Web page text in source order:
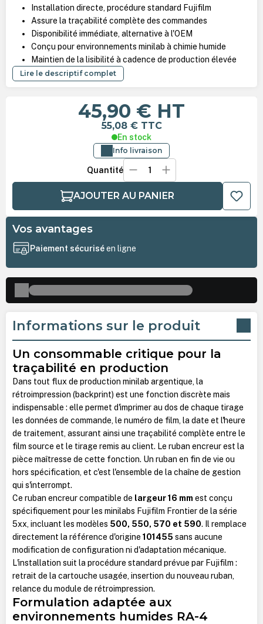
Installation directe, procédure standard Fujifilm
Assure la traçabilité complète des commandes
Disponibilité immédiate, alternative à l'OEM
Conçu pour environnements minilab à chimie humide
Maintien de la lisibilité à cadence de production élevée
Lire le descriptif complet
45,90 € HT
55,08 € TTC
En stock
Info livraison
Quantité
AJOUTER AU PANIER
Vos avantages
Paiement sécuriséen ligne
Informations sur le produit
Un consommable critique pour la
traçabilité en production
Dans tout flux de production minilab argentique, la
rétroimpression (backprint) est une fonction discrète mais
indispensable : elle permet d'imprimer au dos de chaque tirage
les données de commande, le numéro de film, la date et l'heure
de traitement, assurant ainsi une traçabilité complète entre le
film source et le tirage remis au client. Le ruban encreur est la
pièce maîtresse de cette fonction. Un ruban en fin de vie ou
hors spécification, et c'est l'ensemble de la chaîne de gestion
qui s'interrompt.
Ce ruban encreur compatible de largeur 16 mm est conçu
spécifiquement pour les minilabs Fujifilm Frontier de la série
5xx, incluant les modèles 500, 550, 570 et 590. Il remplace
directement la référence d'origine 101455 sans aucune
modification de configuration ni d'adaptation mécanique.
L'installation suit la procédure standard prévue par Fujifilm :
retrait de la cartouche usagée, insertion du nouveau ruban,
relance du module de rétroimpression.
Formulation adaptée aux
environnements humides RA-4